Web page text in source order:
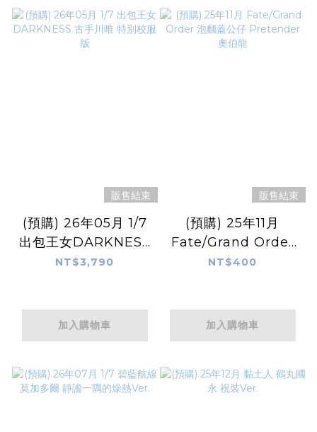
販售結束
(預購) 26年05月 1/7
出包王女DARKNESS
古手川唯 特別校服版
NT$3,790
加入購物車
販售結束
(預購) 25年11月
Fate/Grand Order
泡麵蓋公仔
NT$400
加入購物車